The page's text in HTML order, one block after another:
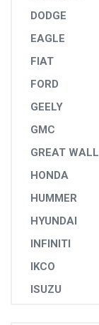
DODGE
EAGLE
FIAT
FORD
GEELY
GMC
GREAT WALL
HONDA
HUMMER
HYUNDAI
INFINITI
IKCO
ISUZU